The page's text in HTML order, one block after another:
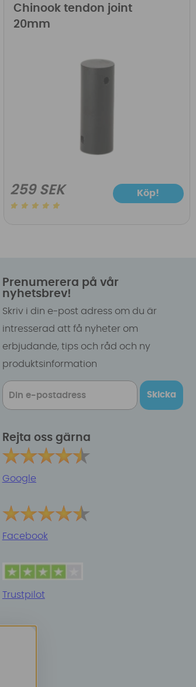
Chinook tendon joint
20mm
259 SEK Köp!
Prenumerera på vår
nyhetsbrev!
Skriv i din e-post adress om du är
intresserad att få nyheter om
erbjudande, tips och råd och ny
produktsinformation
Skicka
Rejta oss gärna
Google
Facebook
Trustpilot